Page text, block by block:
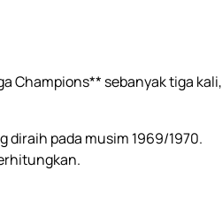
Champions** sebanyak tiga kali,
diraih pada musim 1969/1970.